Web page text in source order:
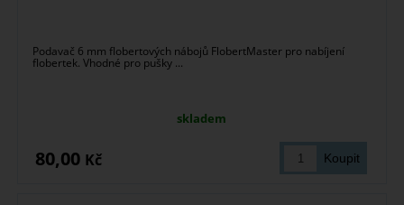
Podavač 6 mm flobertových nábojů FlobertMaster pro nabíjení
flobertek. Vhodné pro pušky ...
skladem
80,00 Kč